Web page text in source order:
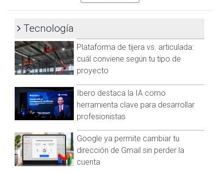
una agresión en la base de urvans de la colonia Los Ángeles.
A partir del ataque, registrado a las 08:00 horas, la circulación
de unidades del servicio público disminuyó
considerablemente, pero todavía se permitía la movilidad de
La irrupción del servicio generó un grave problema para la
movilidad de miles de trabajadores y habitantes de la capital
guerrerense este martes.
Amenazan a gremio del transporte público en
Chilpancingo
Anoche se colocaron un par de lonas en dos puentes
Tecnología
Plataforma de tijera vs. articulada:
cuál conviene según tu tipo de
proyecto
Ibero destaca la IA como
herramienta clave para desarrollar
profesionistas
Google ya permite cambiar tu
dirección de Gmail sin perder la
cuenta